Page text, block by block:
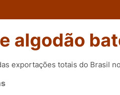
Fotos
Vídeos
algodão
exportações totais do Brasil